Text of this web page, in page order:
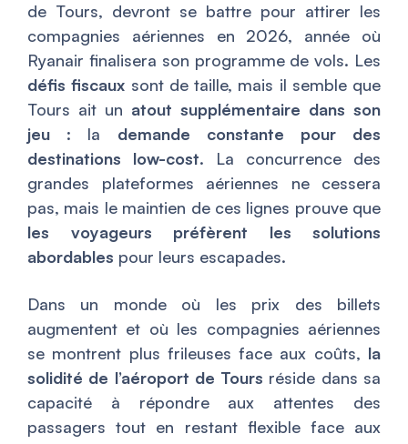
de Tours, devront se battre pour attirer les
compagnies aériennes en 2026, année où
Ryanair finalisera son programme de vols. Les
défis fiscaux sont de taille, mais il semble que
Tours ait un atout supplémentaire dans son
jeu : la demande constante pour des
destinations low-cost. La concurrence des
grandes plateformes aériennes ne cessera
pas, mais le maintien de ces lignes prouve que
les voyageurs préfèrent les solutions
abordables pour leurs escapades.
Dans un monde où les prix des billets
augmentent et où les compagnies aériennes
se montrent plus frileuses face aux coûts, la
solidité de l’aéroport de Tours réside dans sa
capacité à répondre aux attentes des
passagers tout en restant flexible face aux